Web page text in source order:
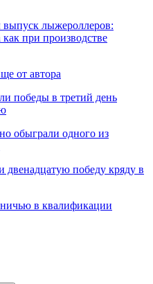
выпуск лыжероллеров:
при производстве
от автора
победы в третий день
обыграли одного из
победу кряду в
в квалификации